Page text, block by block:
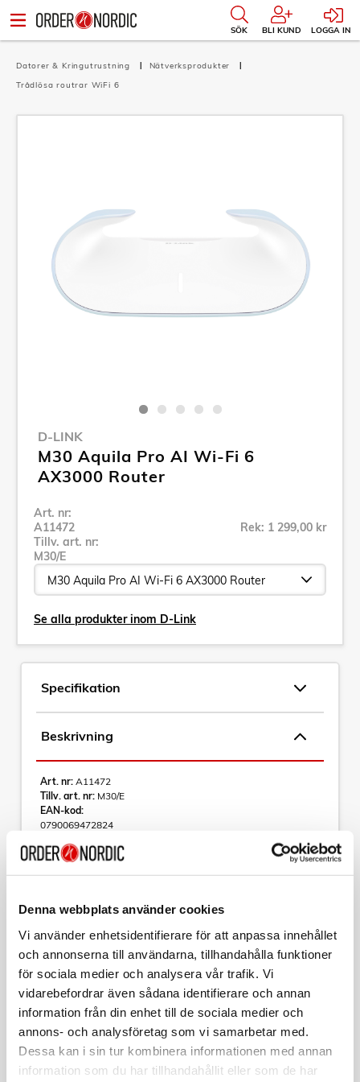
Denna webbplats använder cookies
Vi använder enhetsidentifierare för att anpassa innehållet
och annonserna till användarna, tillhandahålla funktioner
för sociala medier och analysera vår trafik. Vi
vidarebefordrar även sådana identifierare och annan
information från din enhet till de sociala medier och
annons- och analysföretag som vi samarbetar med.
Dessa kan i sin tur kombinera informationen med annan
information som du har tillhandahållit eller som de har
SÖK BLI KUND LOGGA IN
Datorer & Kringutrustning
Nätverksprodukter
Trådlösa routrar WiFi 6
D-LINK
M30 Aquila Pro AI Wi-Fi 6
AX3000 Router
Art. nr:
A11472
Tillv. art. nr:
M30/E
Rek: 1 299,00 kr
Se alla produkter inom D-Link
Specifikation
Beskrivning
Art. nr: A11472
Tillv. art. nr: M30/E
EAN-kod:
0790069472824
10
behov i hemmet"
• Wi-Fi 6 AX3000 Dual-Band: Upplev snabbare hastighet
upp till 3000 Mbps för videoströmning, videokonferens och
spel
• Pålitlig Gigabit Ethernet Backhaul: 1× Gigabit WAN-port +
4× Gigabit LAN-portar för snabbare hastighet och tillförlitligt
internet
• Täck varje hörn med snabbt och kraftfullt Wi-Fi: Upplev
snabb och sömlös anslutning i hela ditt hem med Wi-Fi 6-
Sortera
Varumärke